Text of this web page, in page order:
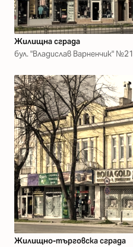
Жилищна сграда
бул. "Владислав Варненчик" №21
Жилищно-търговска сграда